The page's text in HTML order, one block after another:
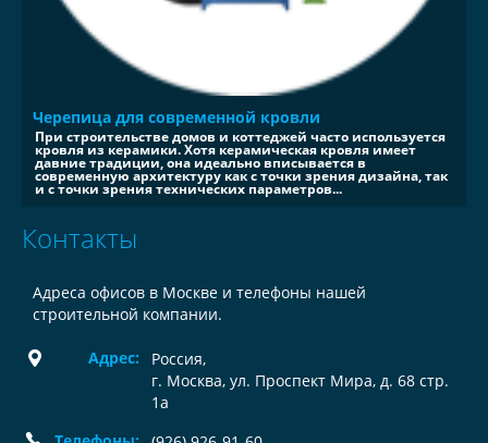
Черепица для современной кровли
При строительстве домов и коттеджей часто используется
кровля из керамики. Хотя керамическая кровля имеет
давние традиции, она идеально вписывается в
современную архитектуру как с точки зрения дизайна, так
и с точки зрения технических параметров...
Контакты
Адреса офисов в Москве и телефоны нашей
строительной компании.
Адрес: Россия,
г. Москва, ул. Проспект Мира, д. 68 стр.
1а